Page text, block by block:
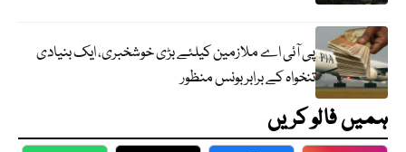
پی آئی اے ملازمین کیلئے بڑی خوشخبری، ایک بنیادی
تنخواہ کے برابر بونس منظور
ہمیں فالو کریں